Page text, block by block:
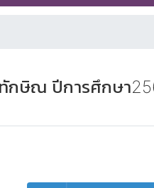
ษิณ ปีการศึกษา